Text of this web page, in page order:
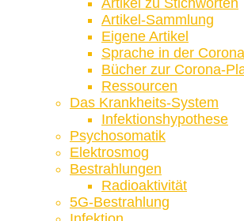
Artikel-Sammlung
Eigene Artikel
Sprache in der
Bücher zur Corona-
Ressourcen
Das Krankheits-System
Infektionshypothese
Psychosomatik
Elektrosmog
Bestrahlungen
Radioaktivität
5G-Bestrahlung